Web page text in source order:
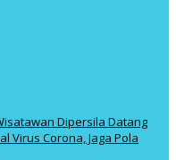
Dipersila Datang
Virus Corona, Jaga Pola